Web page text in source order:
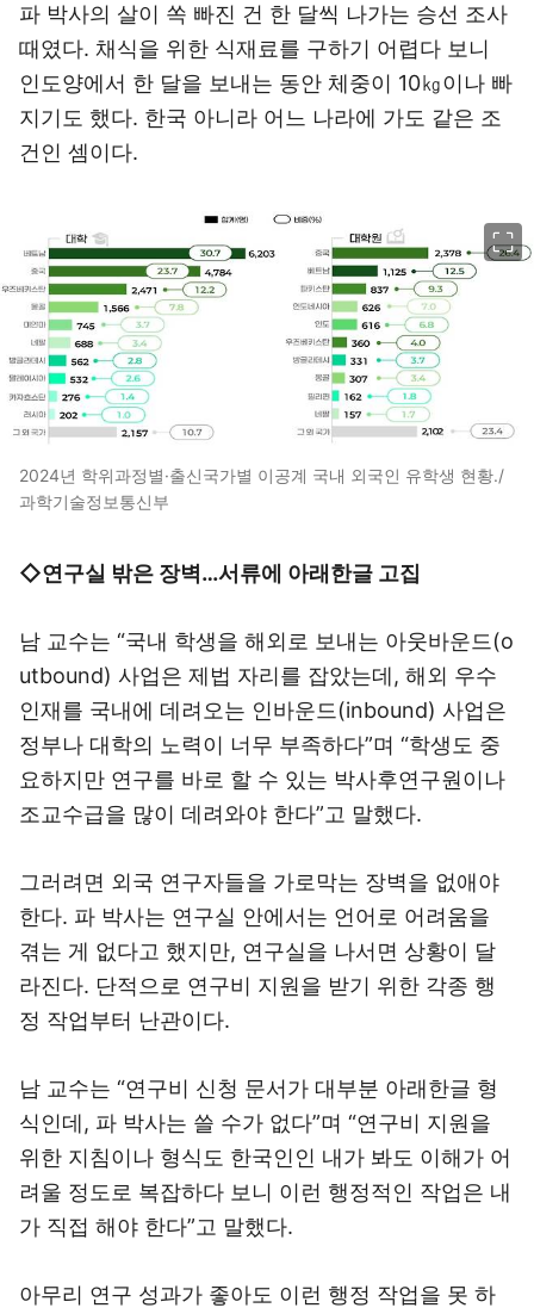
파 박사의 살이 쏙 빠진 건 한 달씩 나가는 승선 조사
때였다. 채식을 위한 식재료를 구하기 어렵다 보니
인도양에서 한 달을 보내는 동안 체중이 10㎏이나 빠
지기도 했다. 한국 아니라 어느 나라에 가도 같은 조
건인 셈이다.
2024년 학위과정별·출신국가별 이공계 국내 외국인 유학생 현황./
과학기술정보통신부
◇연구실 밖은 장벽…서류에 아래한글 고집
남 교수는 “국내 학생을 해외로 보내는 아웃바운드(o
utbound) 사업은 제법 자리를 잡았는데, 해외 우수
인재를 국내에 데려오는 인바운드(inbound) 사업은
정부나 대학의 노력이 너무 부족하다”며 “학생도 중
요하지만 연구를 바로 할 수 있는 박사후연구원이나
조교수급을 많이 데려와야 한다”고 말했다.
그러려면 외국 연구자들을 가로막는 장벽을 없애야
한다. 파 박사는 연구실 안에서는 언어로 어려움을
겪는 게 없다고 했지만, 연구실을 나서면 상황이 달
라진다. 단적으로 연구비 지원을 받기 위한 각종 행
정 작업부터 난관이다.
남 교수는 “연구비 신청 문서가 대부분 아래한글 형
식인데, 파 박사는 쓸 수가 없다”며 “연구비 지원을
위한 지침이나 형식도 한국인인 내가 봐도 이해가 어
려울 정도로 복잡하다 보니 이런 행정적인 작업은 내
가 직접 해야 한다”고 말했다.
아무리 연구 성과가 좋아도 이런 행정 작업을 못 하